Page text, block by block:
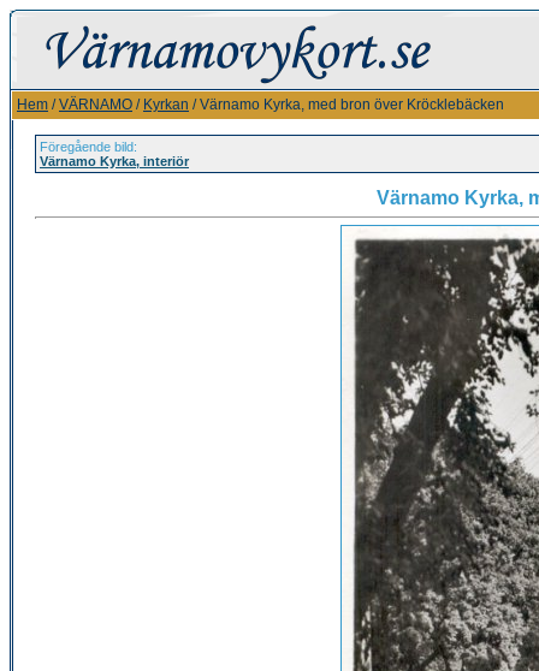
Hem /VÄRNAMO / Kyrkan / Värnamo Kyrka, med bron över Kröcklebäcken
Föregående bild:
Värnamo Kyrka, interiör
Värnamo Kyrka,